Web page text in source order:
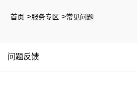
首页 服务专区 常见问题
问题反馈